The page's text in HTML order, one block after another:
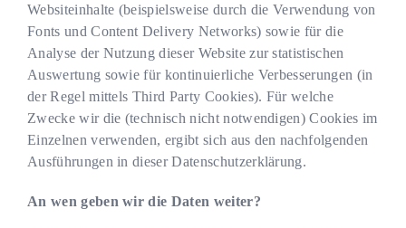
Websiteinhalte (beispielsweise durch die Verwendung von
Fonts und Content Delivery Networks) sowie für die
Analyse der Nutzung dieser Website zur statistischen
Auswertung sowie für kontinuierliche Verbesserungen (in
der Regel mittels Third Party Cookies). Für welche
Zwecke wir die (technisch nicht notwendigen) Cookies im
Einzelnen verwenden, ergibt sich aus den nachfolgenden
Ausführungen in dieser Datenschutzerklärung.
An wen geben wir die Daten weiter?